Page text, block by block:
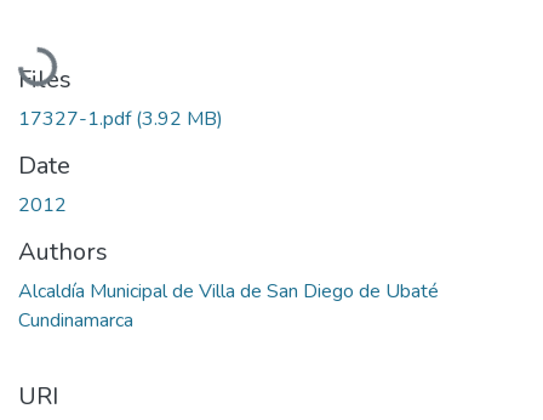
Loading...
Files
17327-1.pdf(3.92 MB)
Date
2012
Authors
Alcaldía Municipal de Villa de San Diego de Ubaté
Cundinamarca
URI